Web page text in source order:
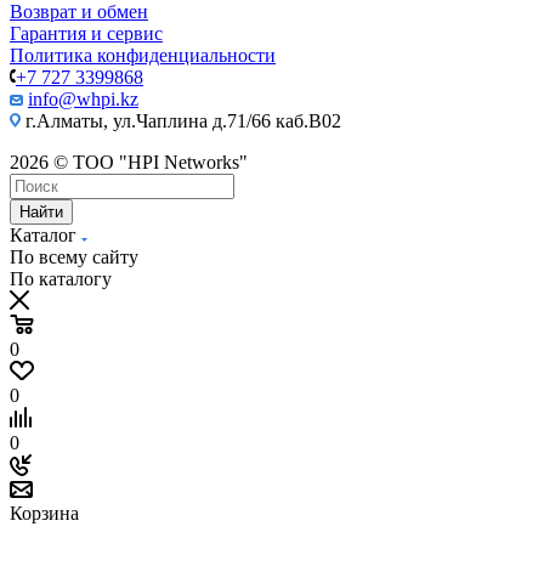
Возврат и обмен
Гарантия и сервис
Политика конфиденциальности
+7 727 3399868
info@whpi.kz
г.Алматы, ул.Чаплина д.71/66 каб.B02
2026 © ТОО "HPI Networks"
Найти
Каталог
По всему сайту
По каталогу
0
0
0
Корзина